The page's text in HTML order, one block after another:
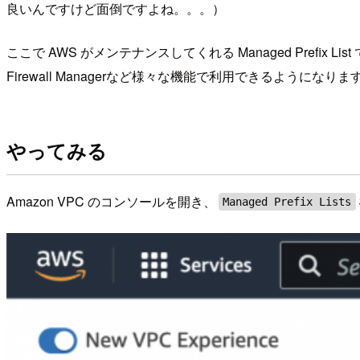
良いんですけど面倒ですよね。。。）
ここで AWS がメンテナンスしてくれる Managed Prefix
Firewall Managerなど様々な機能で利用できるようになりま
やってみる
Amazon VPC のコンソールを開き、 Managed Prefix Lists